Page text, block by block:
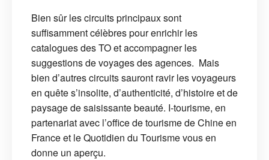
Bien sûr les circuits principaux sont
suffisamment célèbres pour enrichir les
catalogues des TO et accompagner les
suggestions de voyages des agences. Mais
bien d’autres circuits sauront ravir les voyageurs
en quête s’insolite, d’authenticité, d’histoire et de
paysage de saisissante beauté. I-tourisme, en
partenariat avec l’office de tourisme de Chine en
France et le Quotidien du Tourisme vous en
donne un aperçu.